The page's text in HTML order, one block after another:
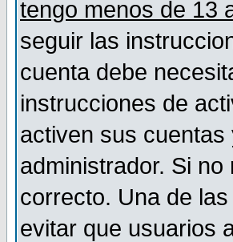
tengo menos de 13
seguir las
cuenta debe
instrucciones de
activen sus
administrador. Si
correcto. Una de
evitar que usuarios